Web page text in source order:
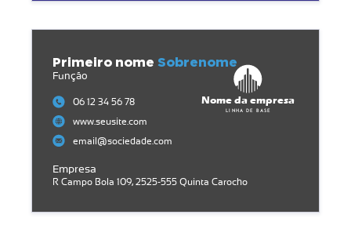
R Campo Bola 109, 2525-555 Quinta Carocho
www.seusite.com
email@sociedade.com
06 12 34 56 78
Empresa
Função
Primeiro nome Sobrenome
Nome da empresa
Linha de base